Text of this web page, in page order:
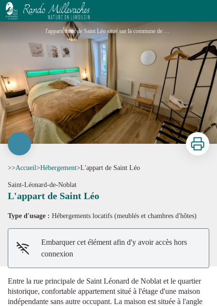
L'appart de Saint Léo
l'appartement de Saint Léo situé sur la commune de Saint Leonard de Noblat en Haute-Vienne - chambre 2_1 - Gîtes de France® Haute-Vienne
Imprimer
>>Accueil>Hébergement>L'appart de Saint Léo
Saint-Léonard-de-Noblat
L'appart de Saint Léo
Type d'usage : Hébergements locatifs (meublés et chambres d'hôtes)
Embarquer cet élément afin d'y avoir accès hors
connexion
Entre la rue principale de Saint Léonard de Noblat et le quartier
historique, confortable appartement situé à l'étage d'une maison
indépendante sans autre occupant. La maison est située à l'angle